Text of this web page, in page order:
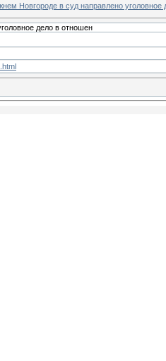
Новгороде в суд направлено уголовное
дело в отношен